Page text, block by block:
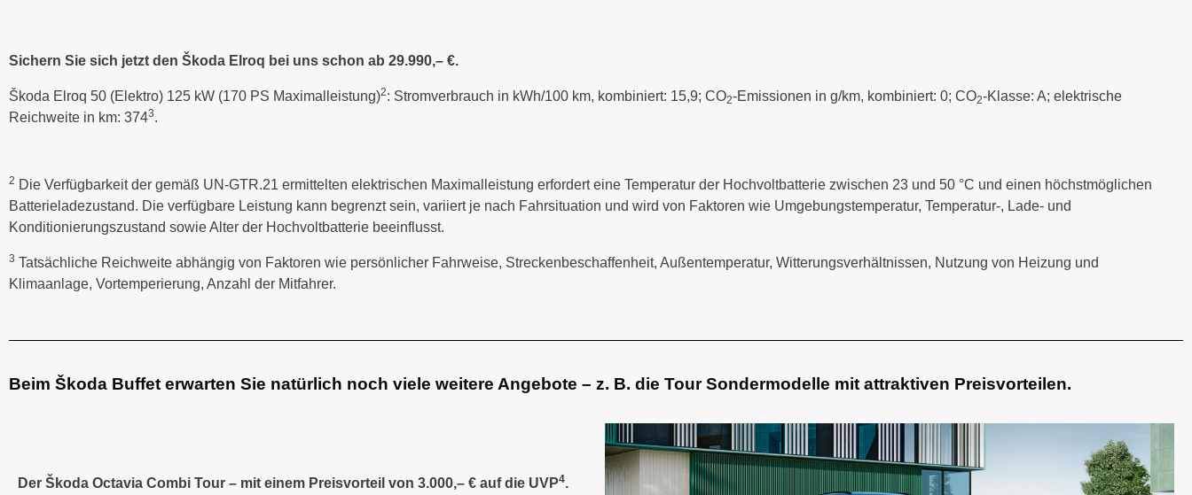
Sichern Sie sich jetzt den Škoda Elroq bei uns schon ab 29.990,– €.
Škoda Elroq 50 (Elektro) 125 kW (170 PS Maximalleistung)2: Stromverbrauch in kWh/100 km, kombiniert: 15,9; CO2-Emissionen in g/km, kombiniert: 0; CO2-Klasse: A; elektrische
Reichweite in km: 3743.
2 Die Verfügbarkeit der gemäß UN-GTR.21 ermittelten elektrischen Maximalleistung erfordert eine Temperatur der Hochvoltbatterie zwischen 23 und 50 °C und einen höchstmöglichen
Batterieladezustand. Die verfügbare Leistung kann begrenzt sein, variiert je nach Fahrsituation und wird von Faktoren wie Umgebungstemperatur, Temperatur-, Lade- und
Konditionierungszustand sowie Alter der Hochvoltbatterie beeinflusst.
3 Tatsächliche Reichweite abhängig von Faktoren wie persönlicher Fahrweise, Streckenbeschaffenheit, Außentemperatur, Witterungsverhältnissen, Nutzung von Heizung und
Klimaanlage, Vortemperierung, Anzahl der Mitfahrer.
Beim Škoda Buffet erwarten Sie natürlich noch viele weitere Angebote – z. B. die Tour Sondermodelle mit attraktiven Preisvorteilen.
Der Škoda Octavia Combi Tour – mit einem Preisvorteil von 3.000,– € auf die UVP4.